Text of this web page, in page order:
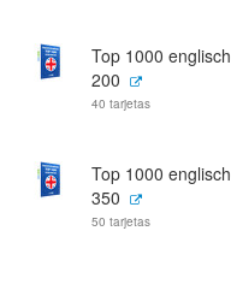
Top 1000
200
40 tarjetas
Top 1000
350
50 tarjetas